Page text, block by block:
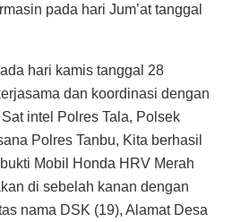
pada hari Jum’at tanggal
hari kamis tanggal 28
dan koordinasi dengan
intel Polres Tala, Polsek
Polres Tanbu, Kita berhasil
Mobil Honda HRV Merah
di sebelah kanan dengan
nama DSK (19), Alamat Desa